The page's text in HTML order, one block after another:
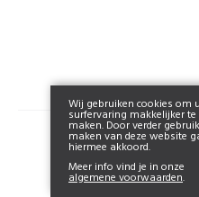
© 2026
Wij gebruiken cookies om
surfervaring makkelijker te
maken. Door verder
maken van deze website
hiermee akkoord.
Meer info vind je in onze
algemene voorwaarden.